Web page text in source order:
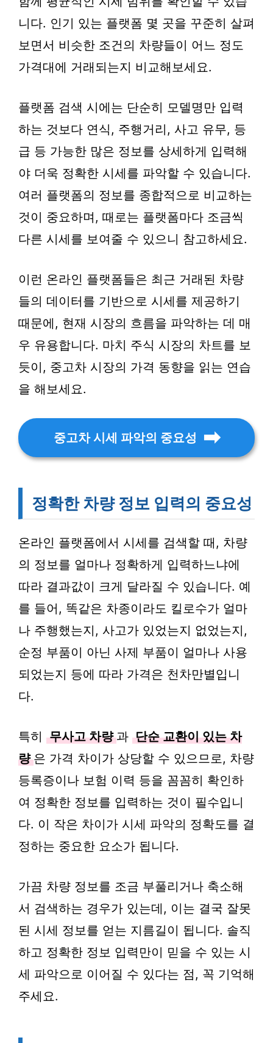
니다. 인기 있는 플랫폼 몇 곳을 꾸준히 살펴
보면서 비슷한 조건의 차량들이 어느 정도
가격대에 거래되는지 비교해보세요.
플랫폼 검색 시에는 단순히 모델명만 입력
하는 것보다 연식, 주행거리, 사고 유무, 등
급 등 가능한 많은 정보를 상세하게 입력해
야 더욱 정확한 시세를 파악할 수 있습니다.
여러 플랫폼의 정보를 종합적으로 비교하는
것이 중요하며, 때로는 플랫폼마다 조금씩
다른 시세를 보여줄 수 있으니 참고하세요.
이런 온라인 플랫폼들은 최근 거래된 차량
들의 데이터를 기반으로 시세를 제공하기
때문에, 현재 시장의 흐름을 파악하는 데 매
우 유용합니다. 마치 주식 시장의 차트를 보
듯이, 중고차 시장의 가격 동향을 읽는 연습
을 해보세요.
중고차 시세 파악의 중요성
정확한 차량 정보 입력의 중요성
온라인 플랫폼에서 시세를 검색할 때, 차량
의 정보를 얼마나 정확하게 입력하느냐에
따라 결과값이 크게 달라질 수 있습니다. 예
를 들어, 똑같은 차종이라도 킬로수가 얼마
나 주행했는지, 사고가 있었는지 없었는지,
순정 부품이 아닌 사제 부품이 얼마나 사용
되었는지 등에 따라 가격은 천차만별입니
다.
특히 무사고 차량 과 단순 교환이 있는 차
량 은 가격 차이가 상당할 수 있으므로, 차량
등록증이나 보험 이력 등을 꼼꼼히 확인하
여 정확한 정보를 입력하는 것이 필수입니
다. 이 작은 차이가 시세 파악의 정확도를 결
정하는 중요한 요소가 됩니다.
가끔 차량 정보를 조금 부풀리거나 축소해
서 검색하는 경우가 있는데, 이는 결국 잘못
된 시세 정보를 얻는 지름길이 됩니다. 솔직
하고 정확한 정보 입력만이 믿을 수 있는 시
세 파악으로 이어질 수 있다는 점, 꼭 기억해
주세요.